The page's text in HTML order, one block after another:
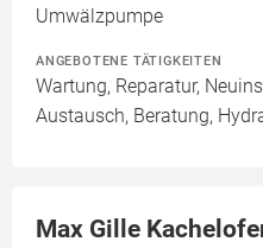
Umwälzpumpe
ANGEBOTENE TÄTIGKEITEN
Wartung, Reparatur,
Austausch, Beratung,
Max Gille